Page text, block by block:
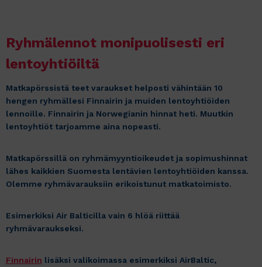
Ryhmälennot monipuolisesti eri
lentoyhtiöiltä
Matkapörssistä teet varaukset helposti vähintään 10
hengen ryhmällesi Finnairin ja muiden lentoyhtiöiden
lennoille. Finnairin ja Norwegianin hinnat heti. Muutkin
lentoyhtiöt tarjoamme aina nopeasti.
Matkapörssillä on ryhmämyyntioikeudet ja sopimushinnat
lähes kaikkien Suomesta lentävien lentoyhtiöiden kanssa.
Olemme ryhmävarauksiin erikoistunut matkatoimisto.
Esimerkiksi Air Balticilla vain 6 hlöä riittää
ryhmävaraukseksi.
Finnairin lisäksi valikoimassa esimerkiksi AirBaltic,